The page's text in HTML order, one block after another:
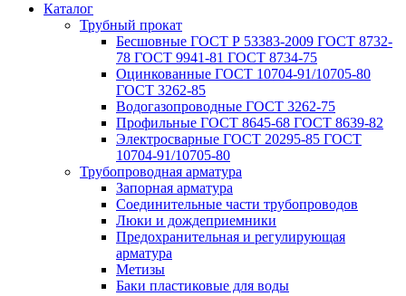
Каталог
Трубный прокат
Беcшовные ГОСТ Р 53383-2009 ГОСТ 8732-
78 ГОСТ 9941-81 ГОСТ 8734-75
Оцинкованные ГОСТ 10704-91/10705-80
ГОСТ 3262-85
Водогазопроводные ГОСТ 3262-75
Профильные ГОСТ 8645-68 ГОСТ 8639-82
Электросварные ГОСТ 20295-85 ГОСТ
10704-91/10705-80
Трубопроводная арматура
Запорная арматура
Соединительные части трубопроводов
Люки и дождеприемники
Предохранительная и регулирующая
арматура
Метизы
Баки пластиковые для воды